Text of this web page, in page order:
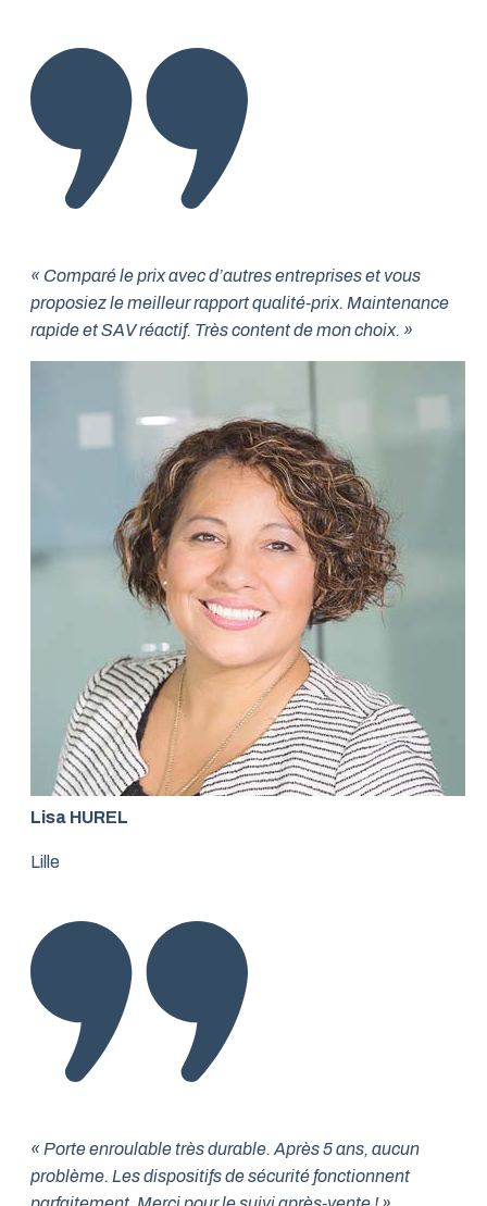
« Comparé le prix avec d’autres entreprises et vous
proposiez le meilleur rapport qualité-prix. Maintenance
rapide et SAV réactif. Très content de mon choix. »
Lisa HUREL
Lille
« Porte enroulable très durable. Après 5 ans, aucun
problème. Les dispositifs de sécurité fonctionnent